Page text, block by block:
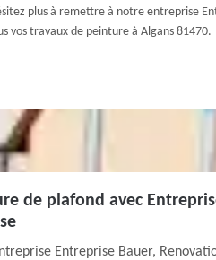
plus à remettre à notre entreprise
vos travaux de peinture à Algans 81470.
de plafond avec
Entreprise Bauer,